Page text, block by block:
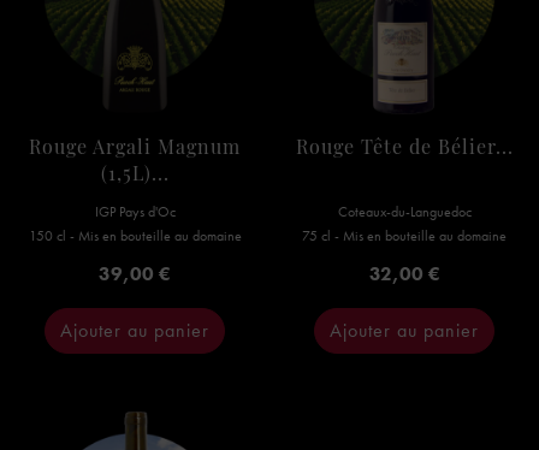
Rouge Argali Magnum
(1,5L)...
IGP Pays d'Oc
150 cl - Mis en bouteille au domaine
Prix
39,00 €
Ajouter au panier
Rouge Tête de Bélier...
Coteaux-du-Languedoc
75 cl - Mis en bouteille au domaine
Prix
32,00 €
Ajouter au panier